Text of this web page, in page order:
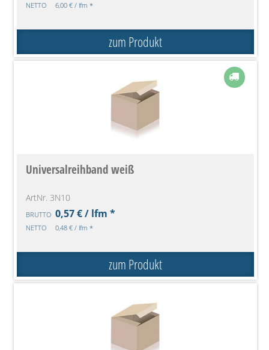
NETTO 6,00 € / lfm *
zum Produkt
Universalreihband weiß
ArtNr. 3N10
BRUTTO 0,57 € / lfm *
NETTO 0,48 € / lfm *
zum Produkt